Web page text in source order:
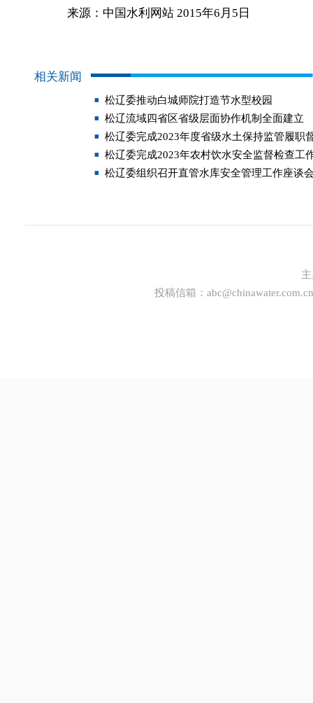
来源：中国水利网站 2015年6月5日
相关新闻
松辽委推动白城师院打造节水型校园
松辽流域四省区省级层面协作机制全面建立
松辽委完成2023年度省级水土保持监管履职
松辽委完成2023年农村饮水安全监督检查工
松辽委组织召开直管水库安全管理工作座谈
投稿信箱： abc@chinawater.com.cn